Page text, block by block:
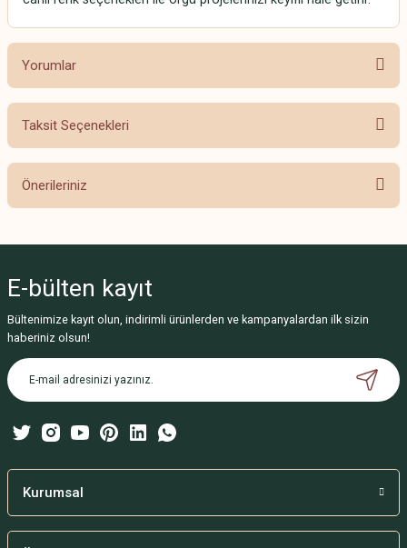
Yorumlar
Taksit Seçenekleri
Önerileriniz
Görüş ve önerileriniz için teşekkür ederiz.
Ürün resmi kalitesiz, bozuk veya görüntülenemiyor.
Ürün açıklamasında eksik bilgiler bulunuyor.
Ürün bilgilerinde hatalar bulunuyor.
Bu ürüne benzer farklı alternatifler olmalı.
E-bülten kayıt
Bültenimize kayıt olun, indirimli ürünlerden ve kampanyalardan ilk sizin
haberiniz olsun!
Kurumsal